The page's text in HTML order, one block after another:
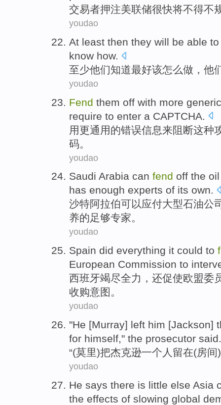
交易者押注美联储很快将不得不
youdao
At least then they will be able to
know how.
至少他们知道最好该怎么做，他
youdao
Fend them off with more generic
require to enter a CAPTCHA
用更通用的错误信息来阻断这种
码 。
youdao
Saudi Arabia can fend off the oil
has enough experts of its own.
沙特阿拉伯可以应付大型石油公
养的足够专家。
youdao
Spain did everything it could to
European Commission to
西班牙竭尽全力，还促使欧盟委
收购意图。
youdao
"He [Murray] left him [Jackson]
for himself," the prosecutor said.
“(莫里)把杰克逊一个人 留在(房间
youdao
He says there is little else Asia
the effects of slowing global